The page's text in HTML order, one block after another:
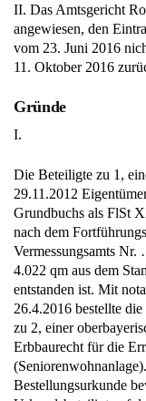
II. Das Amtsgericht
angewiesen, den
vom 23. Juni 2016
11. Oktober 2016
Gründe
I.
Die Beteiligte zu 1,
29.11.2012
Grundbuchs als FlSt
nach dem
Vermessungsamts
4.022 qm aus dem
entstanden ist. Mit
26.4.2016 bestellte
zu 2, einer
Erbbaurecht für die
Bestellungsurkunde